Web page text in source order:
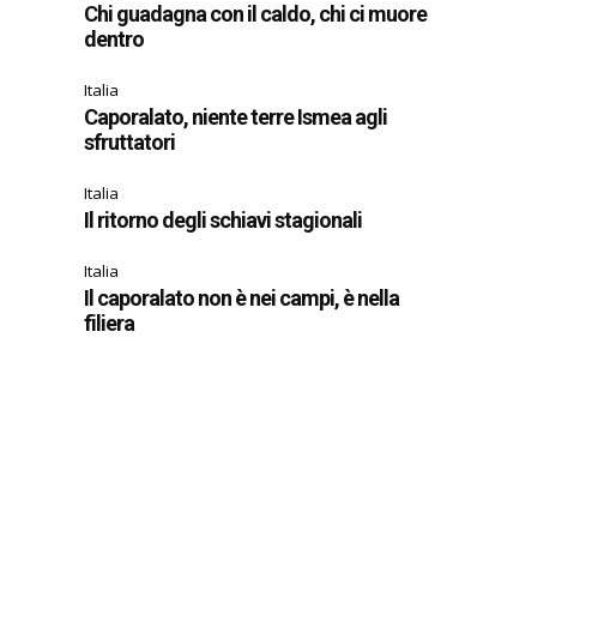
Chi guadagna con il caldo, chi ci muore
dentro
Italia
Caporalato, niente terre Ismea agli
sfruttatori
Italia
Il ritorno degli schiavi stagionali
Italia
Il caporalato non è nei campi, è nella
filiera